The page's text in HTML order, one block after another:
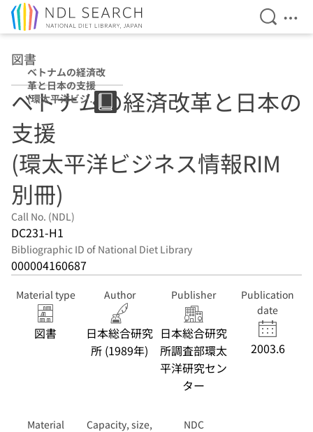
Open
図書
ベトナムの経済改
革と日本の支援
(環太平洋ビジネ
ス情報RIM別冊)
ベトナムの経済改革と日本の
支援
(環太平洋ビジネス情報RIM
別冊)
Call No. (NDL)
DC231-H1
Bibliographic ID of National Diet Library
000004160687
Material type
図書
Author
日本総合研究
所 (1989年)
Publisher
日本総合研究
所調査部環太
平洋研究セン
ター
Publication
date
2003.6
Material
Capacity, size,
NDC